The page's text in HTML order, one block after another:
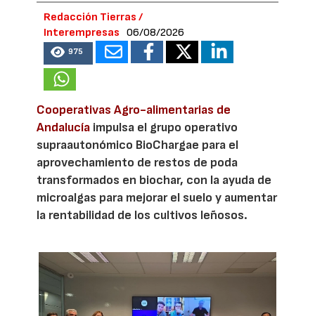
Redacción Tierras /
Interempresas
06/08/2026
975
Cooperativas Agro-alimentarias de
Andalucía impulsa el grupo operativo
supraautonómico BioChargae para el
aprovechamiento de restos de poda
transformados en biochar, con la ayuda de
microalgas para mejorar el suelo y aumentar
la rentabilidad de los cultivos leñosos.